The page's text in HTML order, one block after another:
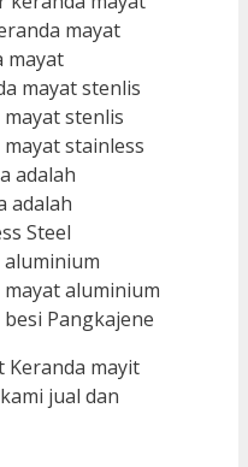
mayit
jual dan